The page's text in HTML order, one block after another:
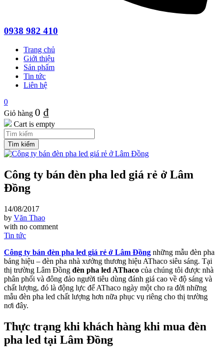
0938 982 410
Trang chủ
Giới thiệu
Sản phẩm
Tin tức
Liên hệ
0
Giỏ hàng 0 ₫
Cart is empty
Công ty bán đèn pha led giá rẻ ở Lâm
Đồng
14/08/2017
by Văn Thao
with no comment
Tin tức
Công ty bán đèn pha led giá rẻ ở Lâm Đồng những mẫu đèn pha
bảng hiệu – đèn pha nhà xưởng thương hiệu AThaco siêu sáng. Tại
thị trường Lâm Đồng đèn pha led AThaco của chúng tôi được nhà
phân phối và đông đảo người tiêu dùng đánh giá cao về độ sáng và
chất lượng, đó là động lực để AThaco ngày một cho ra đời những
mẫu đèn pha led chất lượng hơn nữa phục vụ riêng cho thị trường
nơi đây.
Thực trạng khi khách hàng khi mua đèn
pha led tại Lâm Đồng